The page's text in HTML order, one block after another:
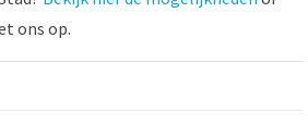
ons op.